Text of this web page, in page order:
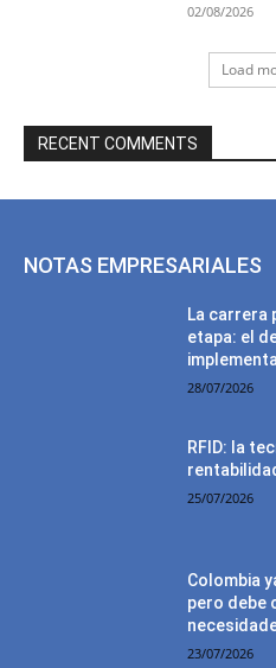
02/08/2026
Load
RECENT COMMENTS
NOTAS EMPRESARIALES
La carrera
etapa: el
28/07/2026
RFID: la
25/07/2026
Colombia
pero debe
23/07/2026